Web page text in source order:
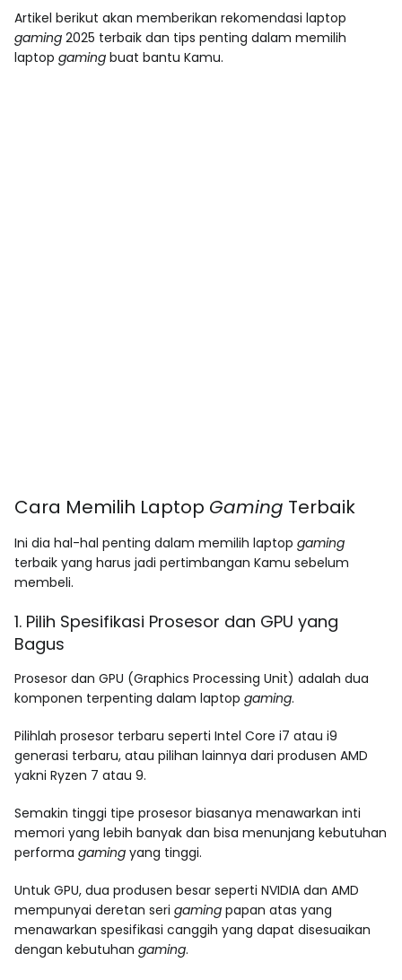
Artikel berikut akan memberikan rekomendasi laptop
gaming 2025 terbaik dan tips penting dalam memilih
laptop gaming buat bantu Kamu.
Cara Memilih Laptop Gaming Terbaik
Ini dia hal-hal penting dalam memilih laptop gaming
terbaik yang harus jadi pertimbangan Kamu sebelum
membeli.
1. Pilih Spesifikasi Prosesor dan GPU yang
Bagus
Prosesor dan GPU (Graphics Processing Unit) adalah dua
komponen terpenting dalam laptop gaming.
Pilihlah prosesor terbaru seperti Intel Core i7 atau i9
generasi terbaru, atau pilihan lainnya dari produsen AMD
yakni Ryzen 7 atau 9.
Semakin tinggi tipe prosesor biasanya menawarkan inti
memori yang lebih banyak dan bisa menunjang kebutuhan
performa gaming yang tinggi.
Untuk GPU, dua produsen besar seperti NVIDIA dan AMD
mempunyai deretan seri gaming papan atas yang
menawarkan spesifikasi canggih yang dapat disesuaikan
dengan kebutuhan gaming.